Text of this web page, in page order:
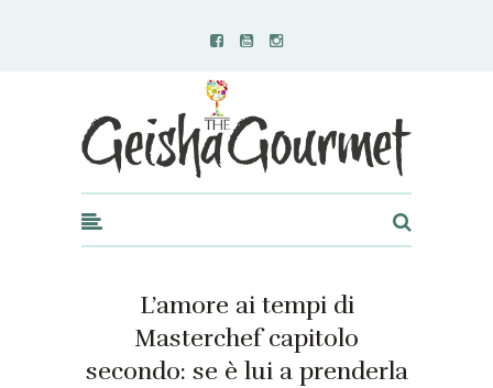
Geisha Gourmet
L’amore ai tempi di
Masterchef capitolo
secondo: se è lui a prenderla